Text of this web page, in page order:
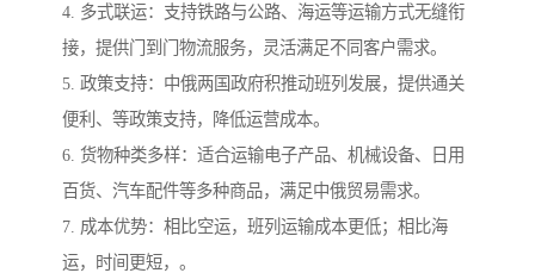
4. 多式联运：支持铁路与公路、海运等运输方式无缝衔
接，提供门到门物流服务，灵活满足不同客户需求。
5. 政策支持：中俄两国政府积推动班列发展，提供通关
便利、等政策支持，降低运营成本。
6. 货物种类多样：适合运输电子产品、机械设备、日用
百货、汽车配件等多种商品，满足中俄贸易需求。
7. 成本优势：相比空运，班列运输成本更低；相比海
运，时间更短，。